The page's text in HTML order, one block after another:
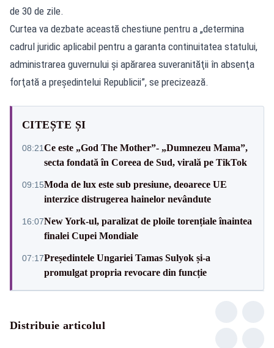
de 30 de zile.
Curtea va dezbate această chestiune pentru a „determina
cadrul juridic aplicabil pentru a garanta continuitatea statului,
administrarea guvernului şi apărarea suveranităţii în absenţa
forţată a preşedintelui Republicii”, se precizează.
CITEȘTE ȘI
08:21Ce este „God The Mother”- „Dumnezeu Mama”,
secta fondată în Coreea de Sud, virală pe TikTok
09:15Moda de lux este sub presiune, deoarece UE
interzice distrugerea hainelor nevândute
16:07New York-ul, paralizat de ploile torențiale înaintea
finalei Cupei Mondiale
07:17Președintele Ungariei Tamas Sulyok și-a
promulgat propria revocare din funcție
Distribuie articolul